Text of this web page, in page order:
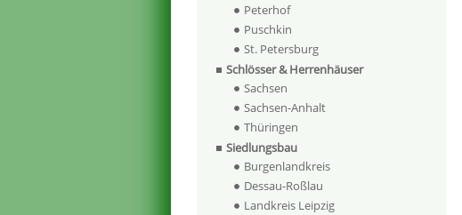
Peterhof
Puschkin
St. Petersburg
Schlösser & Herrenhäuser
Sachsen
Sachsen-Anhalt
Thüringen
Siedlungsbau
Burgenlandkreis
Dessau-Roßlau
Landkreis Leipzig